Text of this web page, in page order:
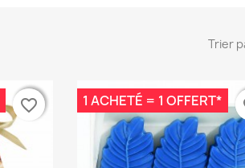
Trier
favorite_border
favorite_border 1 ACHETÉ = 1 OFFERT*